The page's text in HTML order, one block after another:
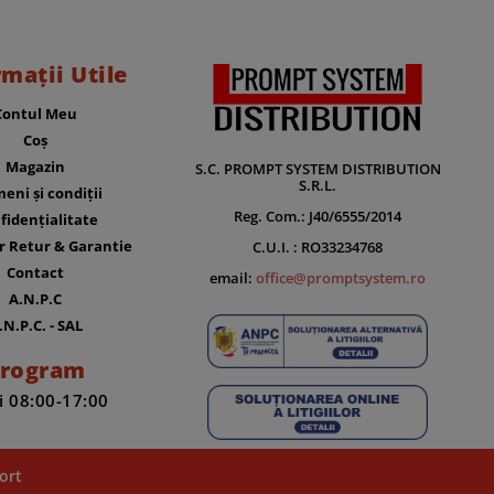
Utile
Meu
Coș
Magazin
și condiții
Retur & Garantie
Contact
A.N.P.C
- SAL
08:00-17:00
S.C. PROMPT SYSTEM DISTRIBUTION
S.R.L.
Reg. Com.: J40/6555/2014
C.U.I. : RO33234768
email: office@promptsystem.ro